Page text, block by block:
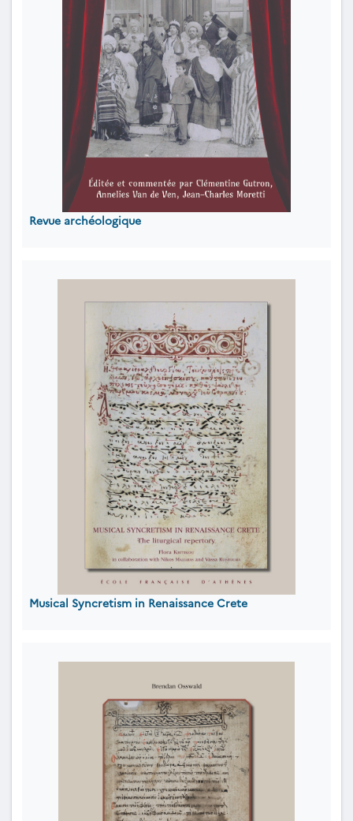
Revue archéologique
Musical Syncretism in Renaissance Crete